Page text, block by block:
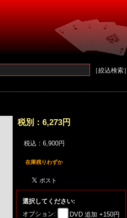
［絞込検索］
税別： 6,273円
税込：6,900円
在庫残りわずか
選択してください:
オプション:
DVD 追加 +150円